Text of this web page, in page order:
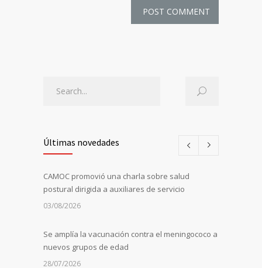
Últimas novedades
CAMOC promovió una charla sobre salud
postural dirigida a auxiliares de servicio
03/08/2026
Se amplía la vacunación contra el meningococo a
nuevos grupos de edad
28/07/2026